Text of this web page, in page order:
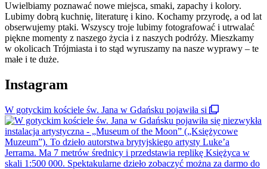
Uwielbiamy poznawać nowe miejsca, smaki, zapachy i kolory.
Lubimy dobrą kuchnię, literaturę i kino. Kochamy przyrodę, a od lat
obserwujemy ptaki. Wszyscy troje lubimy fotografować i utrwalać
piękne momenty z naszego życia i z naszych podróży. Mieszkamy
w okolicach Trójmiasta i to stąd wyruszamy na nasze wyprawy – te
małe i te duże.
Instagram
W gotyckim kościele św. Jana w Gdańsku pojawiła si